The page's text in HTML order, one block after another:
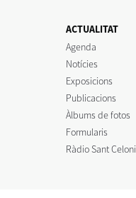
ACTUALITAT
Agenda
Notícies
Exposicions
Publicacions
Àlbums de fotos
Formularis
Ràdio Sant Celoni